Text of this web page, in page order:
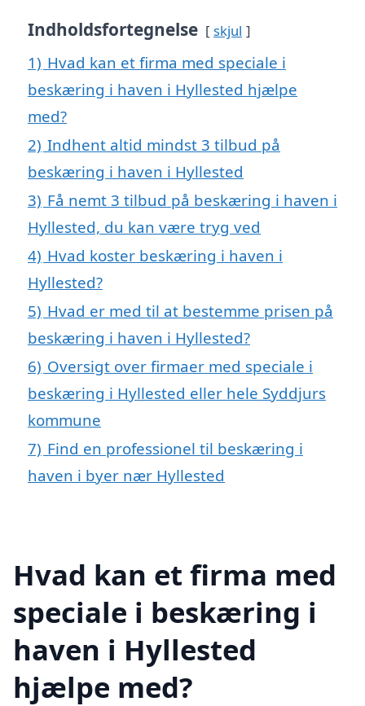
Indholdsfortegnelse skjul
1) Hvad kan et firma med speciale i
beskæring i haven i Hyllested hjælpe
med?
2) Indhent altid mindst 3 tilbud på
beskæring i haven i Hyllested
3) Få nemt 3 tilbud på beskæring i haven i
Hyllested, du kan være tryg ved
4) Hvad koster beskæring i haven i
Hyllested?
5) Hvad er med til at bestemme prisen på
beskæring i haven i Hyllested?
6) Oversigt over firmaer med speciale i
beskæring i Hyllested eller hele Syddjurs
kommune
7) Find en professionel til beskæring i
haven i byer nær Hyllested
Hvad kan et firma med
speciale i beskæring i
haven i Hyllested
hjælpe med?